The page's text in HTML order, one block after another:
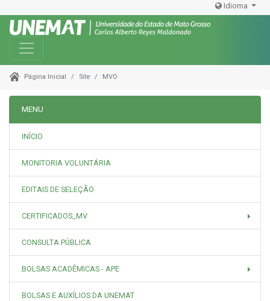
Idioma
Toggle navigation
Página Inicial Site MVO
MENU
INÍCIO
MONITORIA VOLUNTÁRIA
EDITAIS DE SELEÇÃO
CERTIFICADOS_MV
CONSULTA PÚBLICA
BOLSAS ACADÊMICAS - APE
BOLSAS E AUXÍLIOS DA UNEMAT